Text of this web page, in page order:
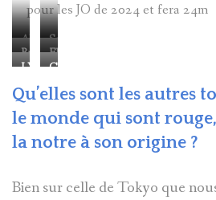
pour les JO de 2024 et fera 24m
APACHSoing-
Cubry-
Buissieres-
les-
Belmont
Elancourt
LYON
Fourvière
CAPENAC
GARE
Qu’elles sont les autres
le monde qui sont
la notre à son origine ?
Bien sur celle de Tokyo que